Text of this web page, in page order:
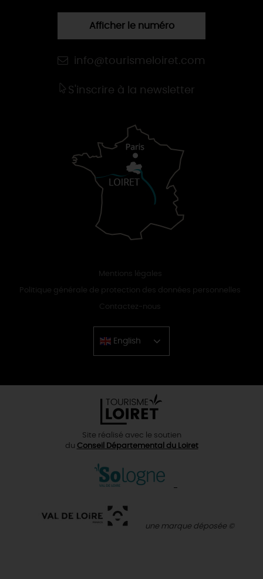
Afficher le numéro
info@tourismeloiret.com
S'inscrire à la newsletter
Mentions légales
Politique générale de protection des données personnelles
Contactez-nous
English
Chinese
Site réalisé avec le soutien
du Conseil Départemental du Loiret
une marque déposée ©